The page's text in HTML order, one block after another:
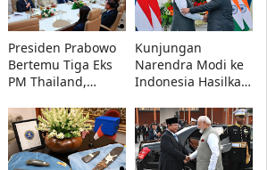
Presiden Prabowo
Bertemu Tiga Eks
PM Thailand,
dan Penguatan
Ekonomi Indonesia
Kunjungan
Narendra Modi ke
Indonesia Hasilkan
dari Teknologi
hingga Antariksa